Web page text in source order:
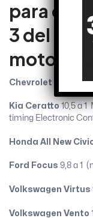
para
3 del TN
motor:
Chevrolet Cruze
Kia Ceratto 10,5 a
timing Electronic
Honda All New
Ford Focus 9,8 a 1
Volkswagen Virtus
Volkswagen Vento